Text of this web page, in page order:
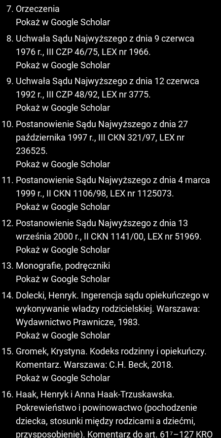
Orzeczenia
Pokaż w Google Scholar
Uchwała Sądu Najwyższego z dnia 9 czerwca
1976 r., III CZP 46/75, LEX nr 1966.
Pokaż w Google Scholar
Uchwała Sądu Najwyższego z dnia 12 czerwca
1992 r., III CZP 48/92, LEX nr 3775.
Pokaż w Google Scholar
Postanowienie Sądu Najwyższego z dnia 27
października 1997 r., III CKN 321/97, LEX nr
236525.
Pokaż w Google Scholar
Postanowienie Sądu Najwyższego z dnia 4 marca
1999 r., II CKN 1106/98, LEX nr 1125073.
Pokaż w Google Scholar
Postanowienie Sądu Najwyższego z dnia 13
września 2000 r., II CKN 1141/00, LEX nr 51969.
Pokaż w Google Scholar
Monografie, podręczniki
Pokaż w Google Scholar
Dolecki, Henryk. Ingerencja sądu opiekuńczego w
wykonywanie władzy rodzicielskiej. Warszawa:
Wydawnictwo Prawnicze, 1983.
Pokaż w Google Scholar
Gromek, Krystyna. Kodeks rodzinny i opiekuńczy.
Komentarz. Warszawa: C.H. Beck, 2018.
Pokaż w Google Scholar
Haak, Henryk i Anna Haak-Trzuskawska.
Pokrewieństwo i powinowactwo (pochodzenie
dziecka, stosunki między rodzicami a dziećmi,
przysposobienie). Komentarz do art. 61⁷–127 KRO